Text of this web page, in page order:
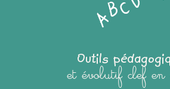
Outils
et évolutif clef